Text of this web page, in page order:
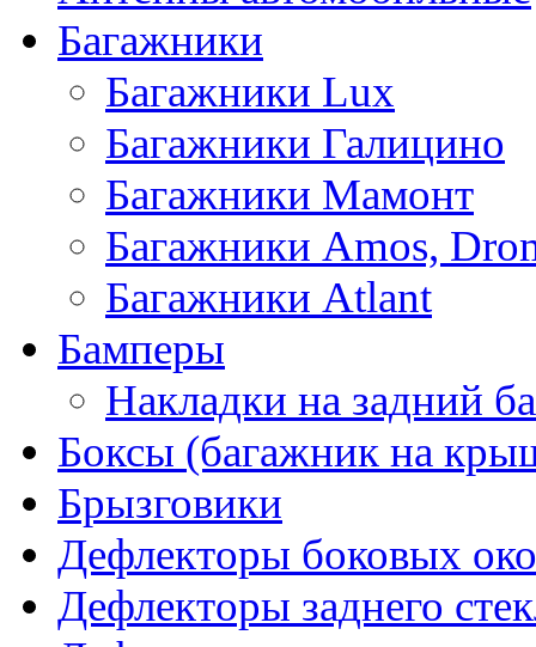
Багажники
Багажники Lux
Багажники Галицино
Багажники Мамонт
Багажники Amos,
Багажники Atlant
Бамперы
Накладки на задний
Боксы (багажник на
Брызговики
Дефлекторы боковых
Дефлекторы заднего